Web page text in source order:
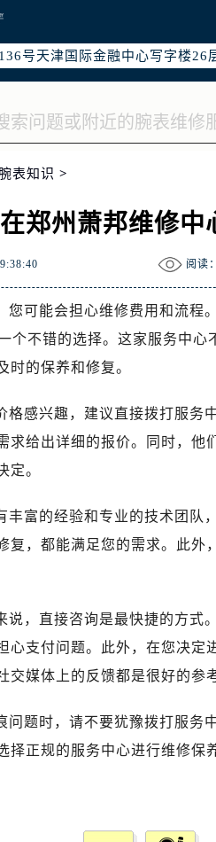
1号东方广场写字楼W3座6层602
大街甲6号华熙国际中心写字楼
号天津国际金融中心写字楼26
号港汇中心写字楼2座37层3705
1号（新街口）南京中心写字楼
29号苏宁广场IFC国际金融中心
5号盐城金融城写字楼1号楼16
399号置地商务中心东塔写字
号华润大厦写字楼A座5层
777号金华万达广场写字楼4号
号嘉兴世界贸易中心写字楼A
中大道998号绿地双子塔（中
号万菱汇国际中心写字楼A塔
371-375号世界贸易中心大厦南
一路7号华贸大厦写字楼1座30
95号华润大厦写字楼B座11层
1号恒力城写字楼15层03室（
行街2号融恒时代广场写字楼9
道建湘路393号世茂环球金融中
号华润大厦写字楼29层2905室（
号亨得利名表服务中心（品牌
号亨得利名表服务中心（品牌
腕表知识 >
郑州萧邦维修中
阅读
您可能会担心维修费用和流程
个不错的选择。这家服务中
时的保养和修复。
格感兴趣，建议直接拨打服务
求给出详细的报价。同时，他
定。
丰富的经验和专业的技术团队
复，都能满足您的需求。此外
，直接咨询是最快捷的方式
心支付问题。此外，在您决定
媒体上的反馈都是很好的参
问题时，请不要犹豫拨打服务
择正规的服务中心进行维修保